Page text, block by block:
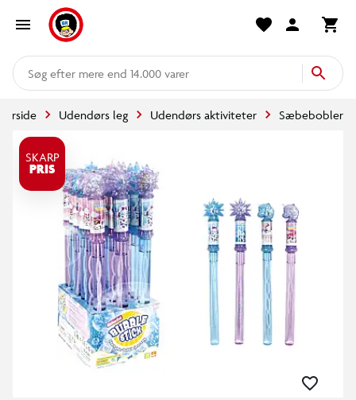
mere end 14.000 varer
Forside Udendørs leg Udendørs aktiviteter Sæbebobler
SKARP
PRIS